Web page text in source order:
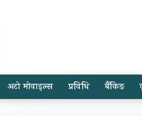
अटो मोवाइल्स प्रविधि बैंकिङ